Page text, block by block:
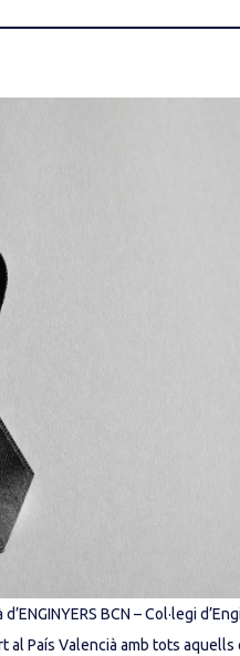
BCN – Col·legi
País Valencià amb tots